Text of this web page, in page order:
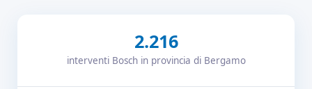
2.216
interventi Bosch in provincia di Bergamo